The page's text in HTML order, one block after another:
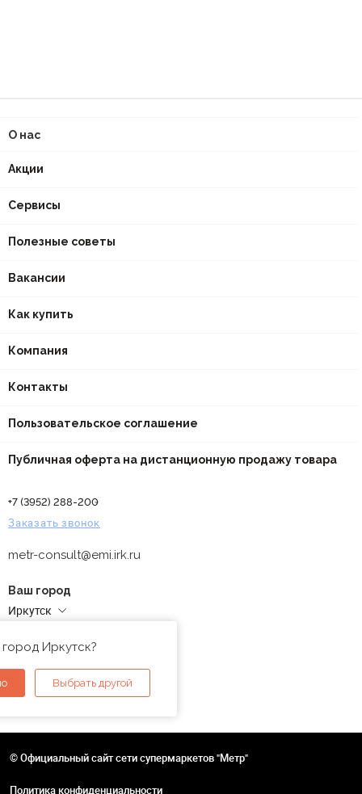
О нас
Акции
Сервисы
Полезные советы
Вакансии
Как купить
Компания
Контакты
Пользовательское соглашение
Публичная оферта на дистанционную продажу товара
+7 (3952) 288-200
Заказать звонок
metr-consult@emi.irk.ru
Ваш город
Иркутск
Иркутск?
Выбрать другой
© Официальный сайт сети супермаркетов "Метр"
Политика конфиденциальности